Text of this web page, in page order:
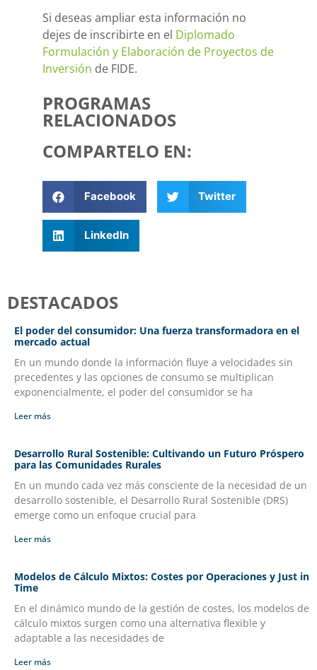
Si deseas ampliar esta información no
dejes de inscribirte en el Diplomado
Formulación y Elaboración de Proyectos de
Inversión de FIDE.
PROGRAMAS
RELACIONADOS
COMPARTELO EN:
Facebook Twitter
LinkedIn
DESTACADOS
El poder del consumidor: Una fuerza transformadora en el
mercado actual
En un mundo donde la información fluye a velocidades sin
precedentes y las opciones de consumo se multiplican
exponencialmente, el poder del consumidor se ha
Leer más
Desarrollo Rural Sostenible: Cultivando un Futuro Próspero
para las Comunidades Rurales
En un mundo cada vez más consciente de la necesidad de un
desarrollo sostenible, el Desarrollo Rural Sostenible (DRS)
emerge como un enfoque crucial para
Leer más
Modelos de Cálculo Mixtos: Costes por Operaciones y Just in
Time
En el dinámico mundo de la gestión de costes, los modelos de
cálculo mixtos surgen como una alternativa flexible y
adaptable a las necesidades de
Leer más